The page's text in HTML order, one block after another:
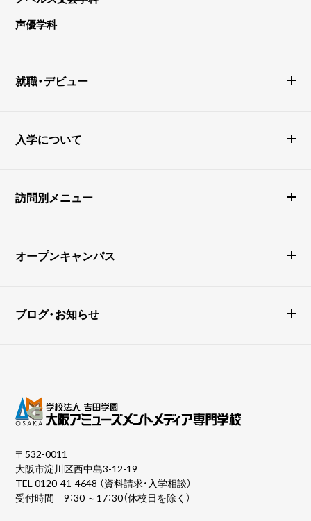
声優学科
就職・デビュー
入学について
訪問別メニュー
オープンキャンパス
ブログ・お知らせ
〒532-0011
大阪市淀川区西中島3-12-19
TEL0120-41-4648 （資料請求・入学相談）
受付時間 9：30 ～17：30（休校日を除く）